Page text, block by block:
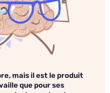
mais il est le produit
que pour ses